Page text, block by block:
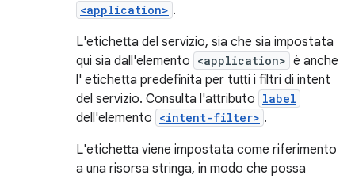
<application> .
L'etichetta del servizio, sia che sia impostata
qui sia dall'elemento <application> è anche
l' etichetta predefinita per tutti i filtri di intent
del servizio. Consulta l'attributo label
dell'elemento <intent-filter> .
L'etichetta viene impostata come riferimento
a una risorsa stringa, in modo che possa